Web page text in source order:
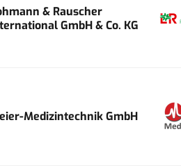
& Rauscher
GmbH & Co. KG
Medizintechnik GmbH